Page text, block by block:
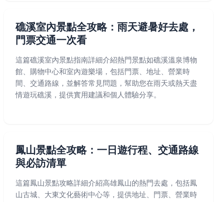
礁溪室內景點全攻略：雨天避暑好去處，
門票交通一次看
這篇礁溪室內景點指南詳細介紹熱門景點如礁溪溫泉博物
館、購物中心和室內遊樂場，包括門票、地址、營業時
間、交通路線，並解答常見問題，幫助您在雨天或熱天盡
情遊玩礁溪，提供實用建議和個人體驗分享。
鳳山景點全攻略：一日遊行程、交通路線
與必訪清單
這篇鳳山景點攻略詳細介紹高雄鳳山的熱門去處，包括鳳
山古城、大東文化藝術中心等，提供地址、門票、營業時